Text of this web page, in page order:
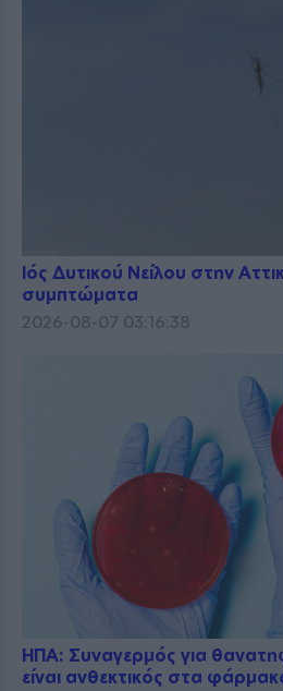
Ιός Δυτικού Νείλου στην
συμπτώματα
2026-08-07 03:16:38
ΗΠΑ: Συναγερμός για
είναι ανθεκτικός στα